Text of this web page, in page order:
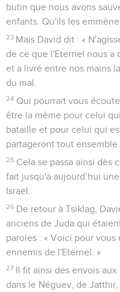
butin que nous avons
enfants. Qu'ils les
23 Mais David dit : «
de ce que l'Eternel nous a
et a livré entre nos mains
du mal.
24 Qui pourrait vous
être la même pour celui
bataille et pour celui qui
partageront tout
25 Cela se passa ainsi dès
fait jusqu'à aujourd’hui
Israël.
26 De retour à Tsiklag,
anciens de Juda qui
paroles : « Voici pour
ennemis de l'Eternel. »
27 Il fit ainsi des envois
dans le Néguev, de Jatthir,